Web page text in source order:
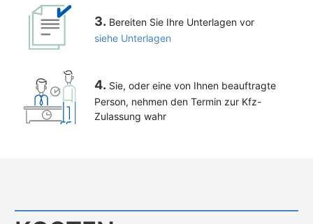
3. Bereiten Sie Ihre Unterlagen vor
siehe Unterlagen
4. Sie, oder eine von Ihnen beauftragte
Person, nehmen den Termin zur Kfz-
Zulassung wahr